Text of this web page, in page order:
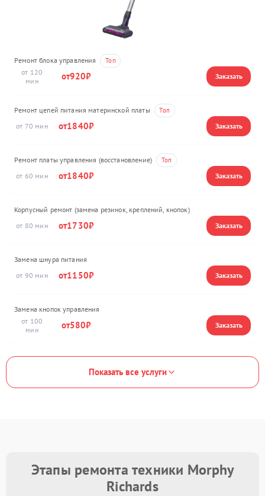
Ремонт блока управления
120
920
Ремонт цепей питания материнской платы
70
1840
Ремонт платы управления (восстановление)
60
1840
Корпусный ремонт (замена резинок, креплений, кнопок)
80
1730
Замена шнура питания
90
1150
Замена кнопок управления
100
580
Показать все услуги
Этапы ремонта техники Morphy
Richards